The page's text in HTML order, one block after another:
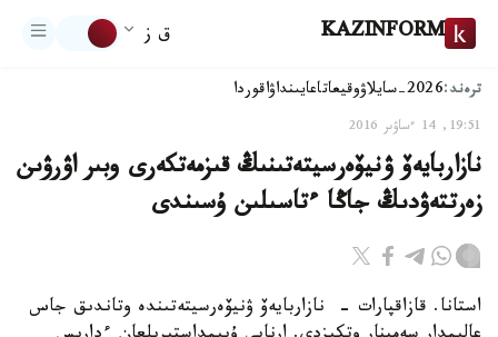
KAZINFORM ق ز
ترەند:2026-سايلاۋ وقيعاتاعايىنداۋاقوردا
19:51, 14 ءساۋىر 2016
نازاربايەۆ ۋنيۆەرسيتەتىنىڭ قىزمەتكەرى وبىر اۋرۋىن
زەرتتەۋدىڭ جاڭا ءتاسىلىن ۇسىندى
استانا. قازاقپارات - نازاربايەۆ ۋنيۆەرسيتەتىندە وتاندىق جاس